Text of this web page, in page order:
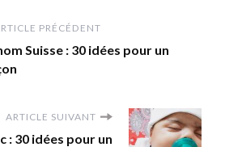
PRÉCÉDENT
Suisse : 30 idées pour un
ARTICLE SUIVANT
: 30 idées pour un